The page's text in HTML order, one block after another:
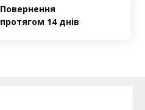
Повернення
протягом 14 днів